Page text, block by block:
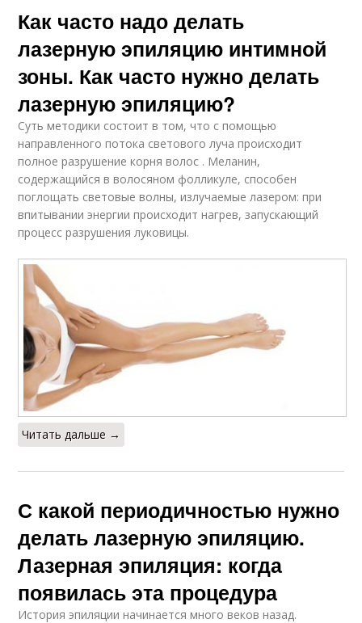
Как часто надо делать
лазерную эпиляцию интимной
зоны. Как часто нужно делать
лазерную эпиляцию?
Суть методики состоит в том, что с помощью
направленного потока светового луча происходит
полное разрушение корня волос . Меланин,
содержащийся в волосяном фолликуле, способен
поглощать световые волны, излучаемые лазером: при
впитывании энергии происходит нагрев, запускающий
процесс разрушения луковицы.
Читать дальше →
С какой периодичностью нужно
делать лазерную эпиляцию.
Лазерная эпиляция: когда
появилась эта процедура
История эпиляции начинается много веков назад.